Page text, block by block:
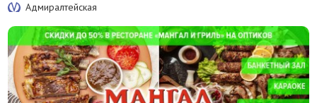
Адмиралтейская